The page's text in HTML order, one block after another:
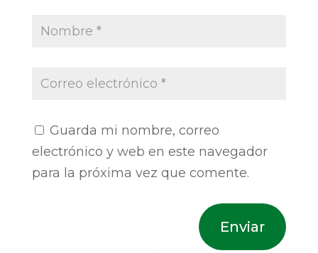
Guarda mi nombre, correo
electrónico y web en este navegador
para la próxima vez que comente.